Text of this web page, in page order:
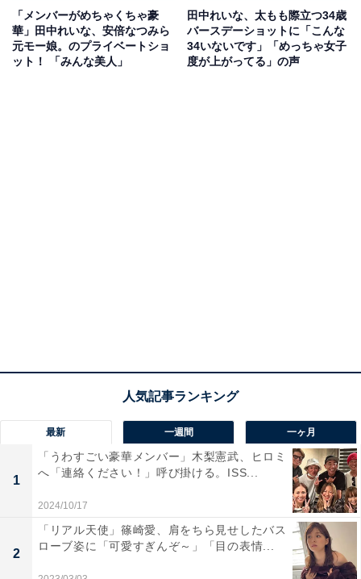
「メンバーがめちゃくちゃ豪
華」田中れいな、安倍なつみら
元モー娘。のプライベートショ
ット！ 「みんな美人」
田中れいな、太もも際立つ34歳
バースデーショットに「こんな
34いないです」「めっちゃ女子
度が上がってる」の声
最新 一週間 一ヶ月
1
「うわすごい豪華メンバー」木梨憲武、ヒロミ
へ「連絡ください！」呼び掛ける。ISS...
2024/10/17
2
「リアル天使」篠崎愛、肩をちら見せしたバス
ローブ姿に「可愛すぎんぞ～」「目の表情...